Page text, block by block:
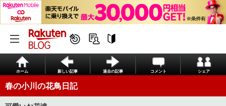
ホーム 新しい記事 過去の記事 コメント シェア
春の小川の花鳥日記